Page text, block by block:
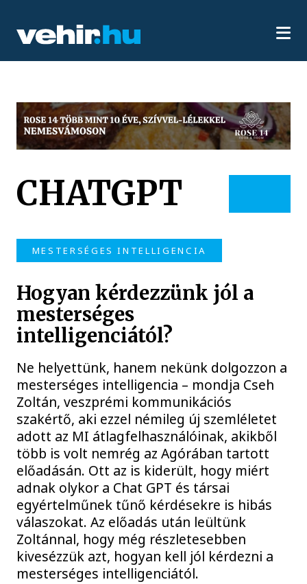
CHATGPT
MESTERSÉGES INTELLIGENCIA
Hogyan kérdezzünk jól a
mesterséges
intelligenciától?
Ne helyettünk, hanem nekünk dolgozzon a
mesterséges intelligencia – mondja Cseh
Zoltán, veszprémi kommunikációs
szakértő, aki ezzel némileg új szemléletet
adott az MI átlagfelhasználóinak, akikből
több is volt nemrég az Agórában tartott
előadásán. Ott az is kiderült, hogy miért
adnak olykor a Chat GPT és társai
egyértelműnek tűnő kérdésekre is hibás
válaszokat. Az előadás után leültünk
Zoltánnal, hogy még részletesebben
kivesézzük azt, hogyan kell jól kérdezni a
mesterséges intelligenciától.